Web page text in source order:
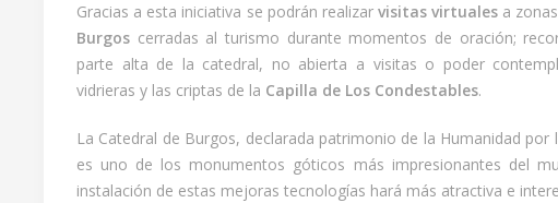
Gracias a esta iniciativa se podrán realizar visitas virtuales a
Burgos cerradas al turismo durante momentos de oración;
parte alta de la catedral, no abierta a visitas o poder
vidrieras y las criptas de la Capilla de Los Condestables.
La Catedral de Burgos, declarada patrimonio de la Humanidad por
es uno de los monumentos góticos más impresionantes del
instalación de estas mejoras tecnologías hará más atractiva e